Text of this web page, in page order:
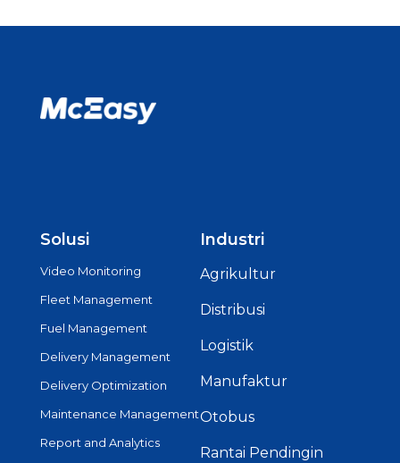
Solusi
Video Monitoring
Fleet Management
Fuel Management
Delivery Management
Delivery Optimization
Maintenance Management
Report and Analytics
Industri
Agrikultur
Distribusi
Logistik
Manufaktur
Otobus
Rantai Pendingin